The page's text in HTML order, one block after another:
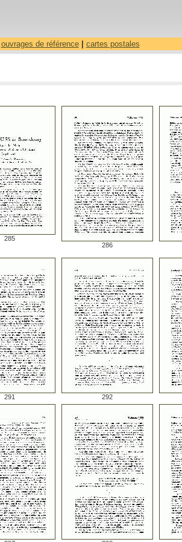
ouvrages de référence| cartes postales
285
286
291 292